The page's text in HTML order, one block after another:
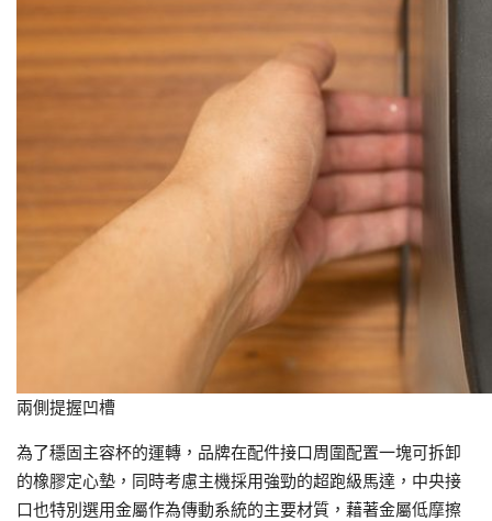
兩側提握凹槽
為了穩固主容杯的運轉，品牌在配件接口周圍配置一塊可拆卸
的橡膠定心墊，同時考慮主機採用強勁的超跑級馬達，中央接
口也特別選用金屬作為傳動系統的主要材質，藉著金屬低摩擦